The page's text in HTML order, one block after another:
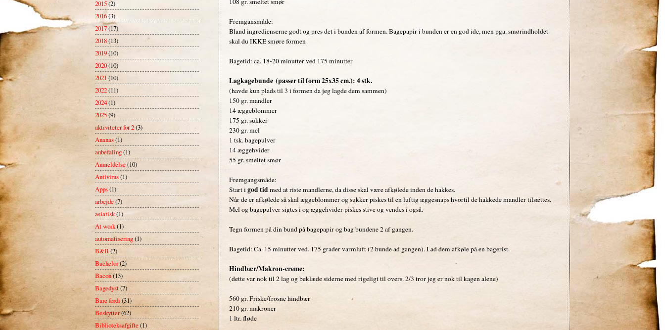
Fremgansmåde:
Bland ingredienserne godt og pres det i bunden af formen. Bagepapir i bunden er en god ide, men pga. smørindholdet
skal du IKKE smøre formen
Bagetid: ca. 18-20 minutter ved 175 minutter
Lagkagebunde (passer til form 25x35 cm.): 4 stk.
(havde kun plads til 3 i formen da jeg lagde dem sammen)
150 gr. mandler
14 æggeblommer
175 gr. sukker
230 gr. mel
1 tsk. bagepulver
14 æggehvider
55 gr. smeltet smør
Fremgangsmåde:
Start igod tid med at riste mandlerne, da disse skal være afkølede inden de hakkes.
Når de er afkølede så skal æggeblommer og sukker piskes til en luftig æggesnaps hvortil de hakkede mandler tilsættes.
Mel og bagepulver sigtes i og æggehvider piskes stive og vendes i også.
Tegn formen på din bund på bagepapir og bag bundene 2 af gangen.
Bagetid: Ca. 15 minutter ved. 175 grader varmluft (2 bunde ad gangen). Lad dem afkøle på en bagerist.
Hindbær/Makron-creme:
(dette var nok til 2 lag og beklæde siderne med rigeligt til overs. 2/3 tror jeg er nok til kagen alene)
560 gr. Friske/frosne hindbær
210 gr. makroner
1 ltr. fløde
2015(2)
2016(3)
2017(17)
2018(13)
2019(10)
2020(10)
2021 (10)
2022(11)
2024(1)
2025(9)
aktiviteter for 2(3)
Ananas(1)
anbefaling(1)
Anmeldelse(10)
Antivirus(1)
Apps(1)
arbejde (7)
asiatisk(1)
At work(1)
automatisering(1)
B&B (2)
Bachelor(2)
Bacon(13)
Bagedyst(7)
Bare fordi (31)
Beskytter(62)
Biblioteksafgifte (1)